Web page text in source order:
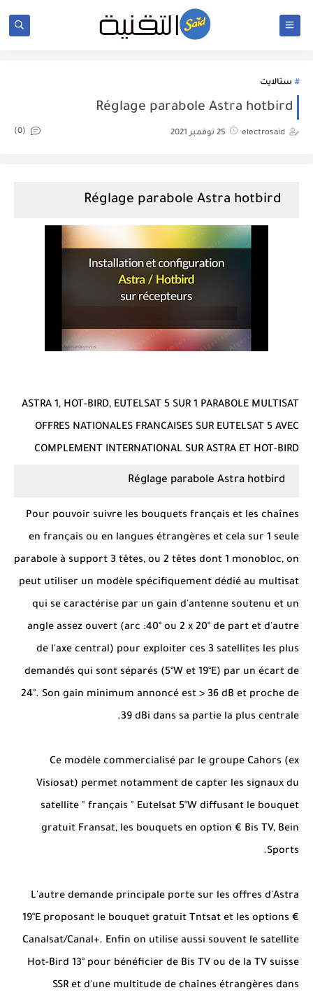
ستالايت
Réglage parabole Astra hotbird
electrosaid 25 نوفمبر 2021 (0)
ASTRA 1, HOT-BIRD, EUTELSAT 5 SUR 1 PARABOLE MULTISAT
OFFRES NATIONALES FRANCAISES SUR EUTELSAT 5 AVEC
COMPLEMENT INTERNATIONAL SUR ASTRA ET HOT-BIRD
Réglage parabole Astra hotbird
Pour pouvoir suivre les bouquets français et les chaînes
en français ou en langues étrangères et cela sur 1 seule
parabole à support 3 têtes, ou 2 têtes dont 1 monobloc, on
peut utiliser un modèle spécifiquement dédié au multisat
qui se caractérise par un gain d'antenne soutenu et un
angle assez ouvert (arc :40° ou 2 x 20° de part et d'autre
de l'axe central) pour exploiter ces 3 satellites les plus
demandés qui sont séparés (5°W et 19°E) par un écart de
24°. Son gain minimum annoncé est > 36 dB et proche de
39 dBi dans sa partie la plus centrale.
Ce modèle commercialisé par le groupe Cahors (ex
Visiosat) permet notamment de capter les signaux du
satellite " français " Eutelsat 5°W diffusant le bouquet
gratuit Fransat, les bouquets en option € Bis TV, Bein
Sports.
L'autre demande principale porte sur les offres d'Astra
19°E proposant le bouquet gratuit Tntsat et les options €
Canalsat/Canal+. Enfin on utilise aussi souvent le satellite
Hot-Bird 13° pour bénéficier de Bis TV ou de la TV suisse
SSR et d'une multitude de chaînes étrangères dans